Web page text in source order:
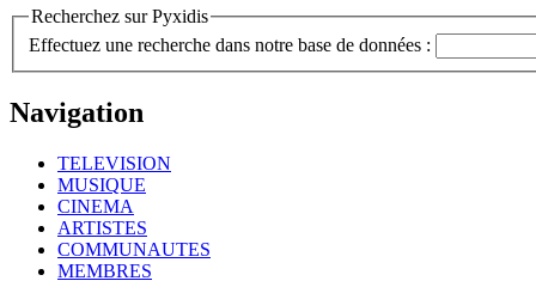
Recherchez sur Pyxidis
Effectuez une recherche dans notre base de données :
Navigation
TELEVISION
MUSIQUE
CINEMA
ARTISTES
COMMUNAUTES
MEMBRES